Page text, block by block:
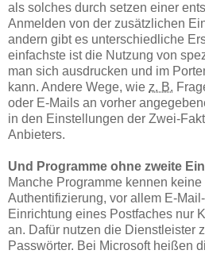
als solches durch setzen einer
Anmelden von der zusätzlichen
andern gibt es unterschiedliche
einfachste ist die Nutzung von
man sich ausdrucken und im
kann. Andere Wege, wie z. B.
oder E-Mails an vorher
in den Einstellungen der Zwei-
Anbieters.
Und Programme ohne zweite
Manche Programme kennen
Authentifizierung, vor allem E-
Einrichtung eines Postfaches nur
an. Dafür nutzen die Dienstleister
Passwörter. Bei Microsoft heißen